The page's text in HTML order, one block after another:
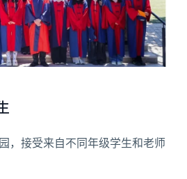
，接受来自不同年级学生和老师